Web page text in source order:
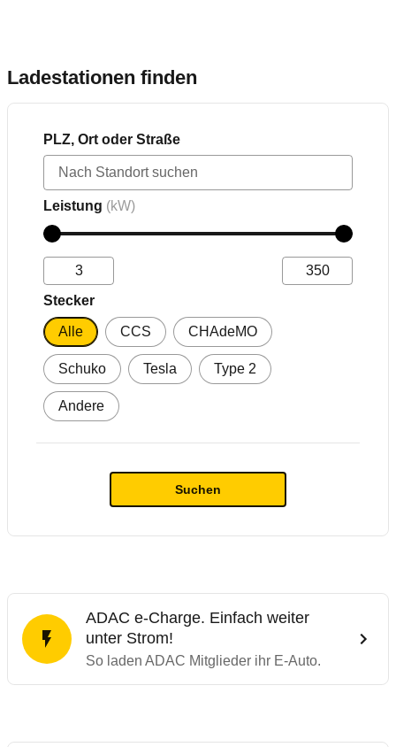
Ladestationen finden
PLZ, Ort oder Straße
Leistung (kW)
Stecker
Alle CCS CHAdeMO
Schuko Tesla Type 2
Andere
Suchen
ADAC e-Charge. Einfach weiter
unter Strom!
So laden ADAC Mitglieder ihr E-Auto.